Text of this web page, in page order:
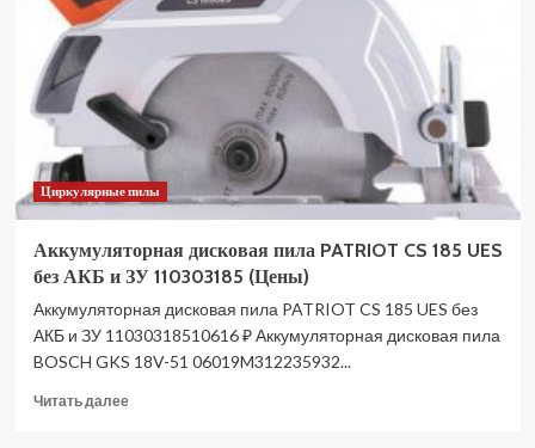
DAS
1621Li
(Цены)
Циркулярные пилы
Аккумуляторная дисковая пила PATRIOT CS 185 UES
без АКБ и ЗУ 110303185 (Цены)
Аккумуляторная дисковая пила PATRIOT CS 185 UES без
АКБ и ЗУ 11030318510616 ₽ Аккумуляторная дисковая пила
BOSCH GKS 18V-51 06019M312235932...
Читать далееПрочитать